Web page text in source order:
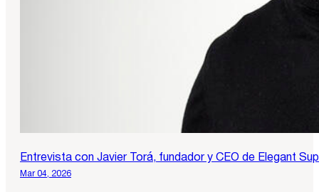
Entrevista con Javier Torá, fundador y CEO de Elegant
Mar 04, 2026